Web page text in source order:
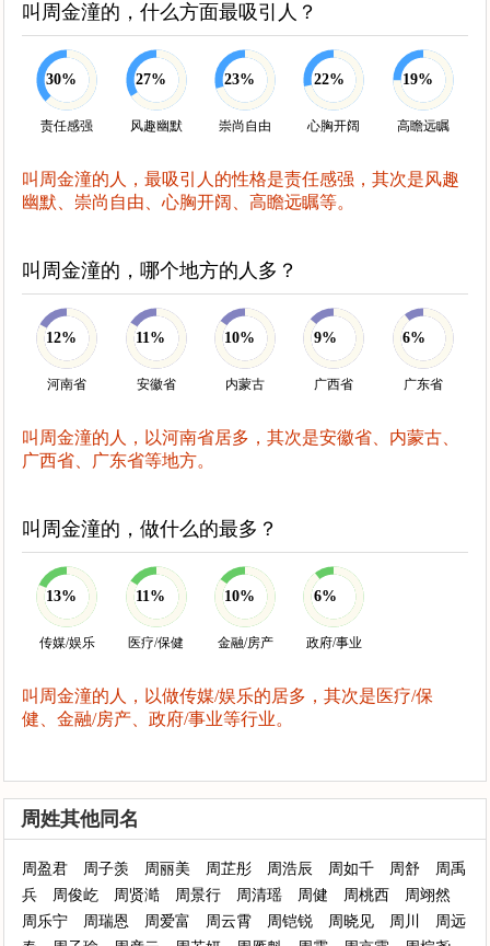
叫周金潼的，什么方面最吸引人？
30%
责任感强
27%
风趣幽默
23%
崇尚自由
22%
心胸开阔
19%
高瞻远瞩
叫周金潼的人，最吸引人的性格是责任感强，其次是风趣
幽默、崇尚自由、心胸开阔、高瞻远瞩等。
叫周金潼的，哪个地方的人多？
12%
河南省
11%
安徽省
10%
内蒙古
9%
广西省
6%
广东省
叫周金潼的人，以河南省居多，其次是安徽省、内蒙古、
广西省、广东省等地方。
叫周金潼的，做什么的最多？
13%
传媒/娱乐
11%
医疗/保健
10%
金融/房产
6%
政府/事业
叫周金潼的人，以做传媒/娱乐的居多，其次是医疗/保
健、金融/房产、政府/事业等行业。
周姓其他同名
周盈君 周子羡 周丽美 周芷彤 周浩辰 周如千 周舒
周禹
兵
周俊屹 周贤澔 周景行 周清瑶 周健 周桃西
周翊然
周乐宁
周瑞恩 周爱富 周云霄 周铠锐 周晓见 周川
周远